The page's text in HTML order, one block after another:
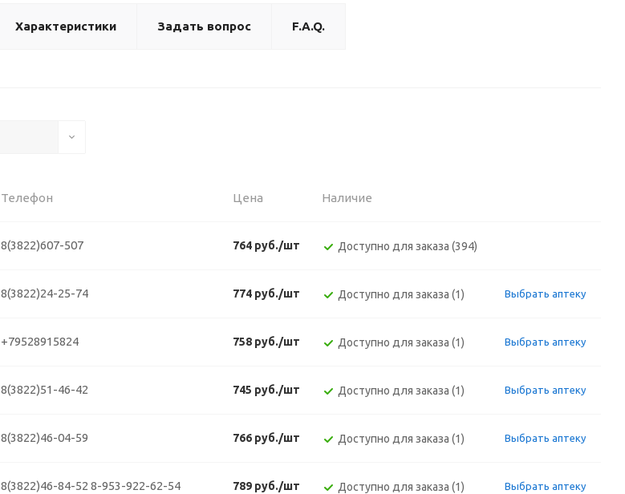
Характеристики Задать вопрос F.A.Q.
Телефон Цена Наличие
8(3822)607-507 764 руб./шт Доступно для заказа (394)
8(3822)24-25-74 774 руб./шт Доступно для заказа (1) Выбрать аптеку
+79528915824 758 руб./шт Доступно для заказа (1) Выбрать аптеку
8(3822)51-46-42 745 руб./шт Доступно для заказа (1) Выбрать аптеку
8(3822)46-04-59 766 руб./шт Доступно для заказа (1) Выбрать аптеку
8(3822)46-84-52 8-953-922-62-54 789 руб./шт Доступно для заказа (1) Выбрать аптеку